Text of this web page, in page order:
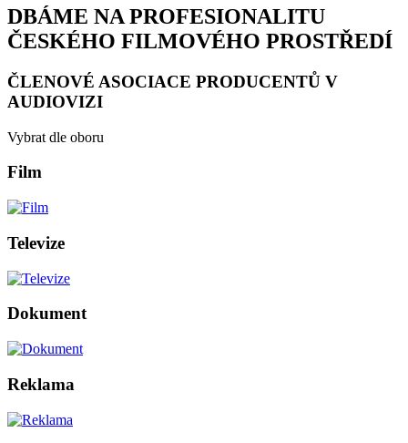
DBÁME NA PROFESIONALITU
ČESKÉHO FILMOVÉHO PROSTŘEDÍ
ČLENOVÉ ASOCIACE PRODUCENTŮ V
AUDIOVIZI
Vybrat dle oboru
Film
Televize
Dokument
Reklama